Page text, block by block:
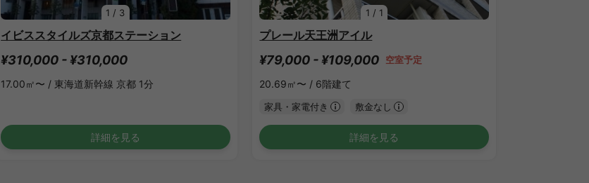
1 / 3
イビススタイルズ京都ステーション
¥310,000 - ¥310,000
17.00㎡〜 /東海道新幹線 京都 1分
詳細を見る
1 / 1
プレール天王洲アイル
¥79,000 - ¥109,000 空室予定
20.69㎡〜 / 6階建て
家具・家電付き 敷金なし
詳細を見る